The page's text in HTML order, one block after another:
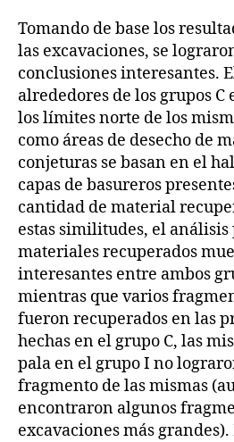
Tomando de base los
las excavaciones, se
conclusiones interesantes.
alrededores de los grupos C
los límites norte de los
como áreas de desecho de
conjeturas se basan en el
capas de basureros
cantidad de material
estas similitudes, el
materiales recuperados
interesantes entre ambos
mientras que varios
fueron recuperados en las
hechas en el grupo C, las
pala en el grupo I no
fragmento de las mismas
encontraron algunos
excavaciones más grandes).